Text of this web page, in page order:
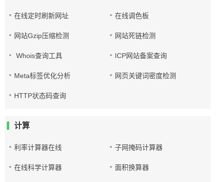
在线定时刷新网址 在线调色板
网站Gzip压缩检测 网站死链检测
Whois查询工具 ICP网站备案查询
Meta标签优化分析 网页关键词密度检测
HTTP状态码查询
计算
利率计算器在线 子网掩码计算器
在线科学计算器 面积换算器